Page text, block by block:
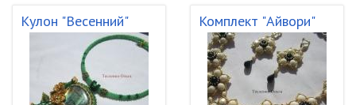
Кулон "Весенний" Комплект "Айвори"